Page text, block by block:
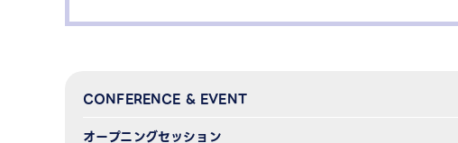
CONFERENCE & EVENT
オープニングセッション